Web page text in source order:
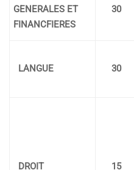
GENERALES ET
FINANCFIERES
30
LANGUE 30
DROIT 15